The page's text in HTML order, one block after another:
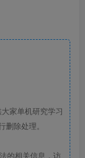
家单机研究学习
除处理。
的相关信息，访